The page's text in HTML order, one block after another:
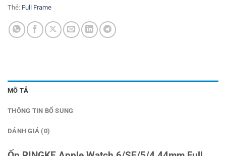
Thẻ: Full Frame
MÔ TẢ
THÔNG TIN BỔ SUNG
ĐÁNH GIÁ (0)